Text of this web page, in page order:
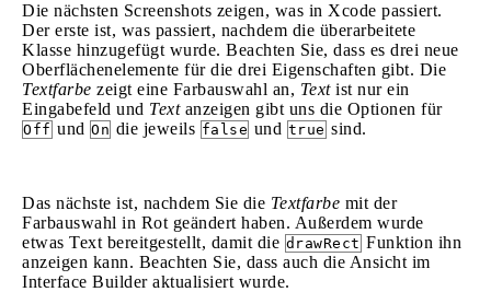
Die nächsten Screenshots zeigen, was in Xcode passiert.
Der erste ist, was passiert, nachdem die überarbeitete
Klasse hinzugefügt wurde. Beachten Sie, dass es drei neue
Oberflächenelemente für die drei Eigenschaften gibt. Die
Textfarbe zeigt eine Farbauswahl an, Textist nur ein
Eingabefeld und Textanzeigen gibt uns die Optionen für
Off und On die jeweils false und true sind.
Das nächste ist, nachdem Sie die Textfarbe mit der
Farbauswahl in Rot geändert haben. Außerdem wurde
etwas Text bereitgestellt, damit die drawRect Funktion ihn
anzeigen kann. Beachten Sie, dass auch die Ansicht im
Interface Builder aktualisiert wurde.